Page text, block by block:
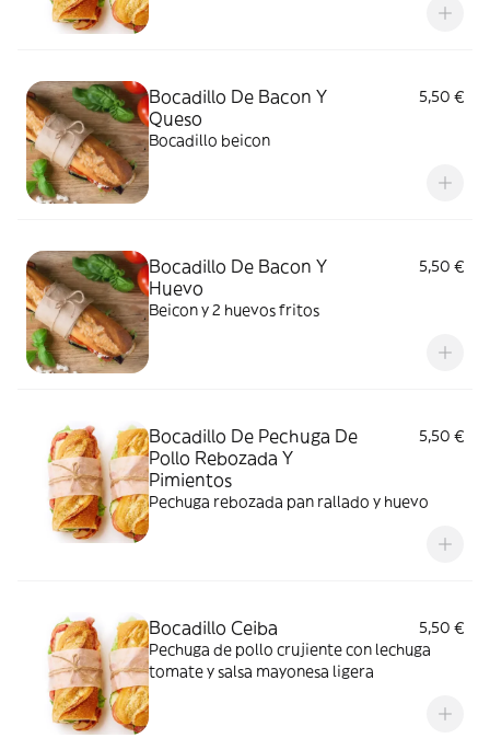
Bocadillo De Bacon Y
Queso
5,50 €
Bocadillo beicon
Bocadillo De Bacon Y
Huevo
5,50 €
Beicon y 2 huevos fritos
Bocadillo De Pechuga De
Pollo Rebozada Y
Pimientos
5,50 €
Pechuga rebozada pan rallado y huevo
Bocadillo Ceiba
5,50 €
Pechuga de pollo crujiente con lechuga
tomate y salsa mayonesa ligera